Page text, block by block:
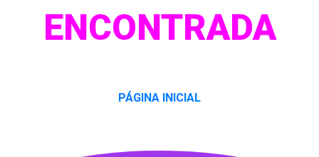
ENCONTRADA
PÁGINA INICIAL